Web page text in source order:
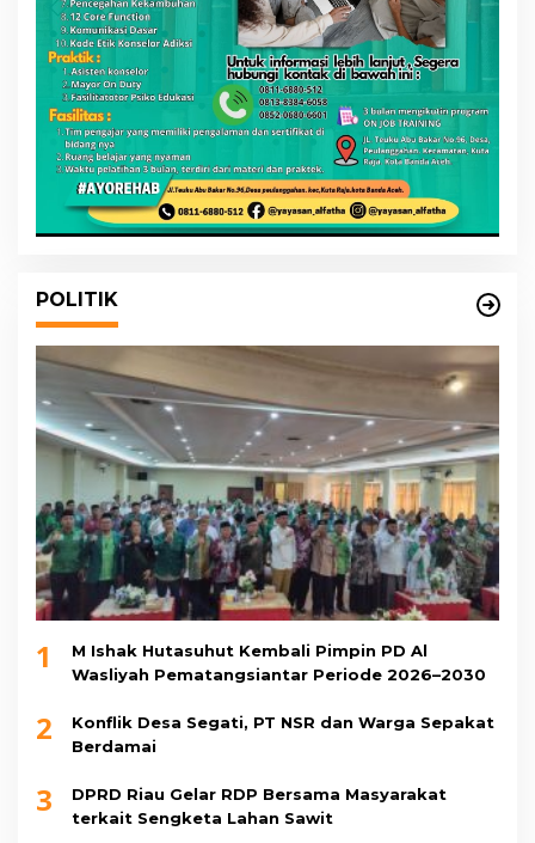
POLITIK
1
M Ishak Hutasuhut Kembali Pimpin PD Al
Wasliyah Pematangsiantar Periode 2026–2030
2
Konflik Desa Segati, PT NSR dan Warga Sepakat
Berdamai
3
DPRD Riau Gelar RDP Bersama Masyarakat
terkait Sengketa Lahan Sawit